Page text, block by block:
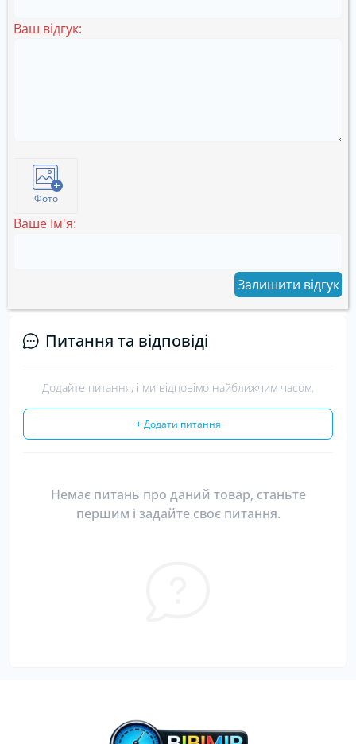
Ваш відгук:
Фото
Ваше Ім'я:
Залишити відгук
Питання та відповіді
Додайте питання, і ми відповімо найближчим часом.
+ Додати питання
Немає питань про даний товар, станьте
першим і задайте своє питання.